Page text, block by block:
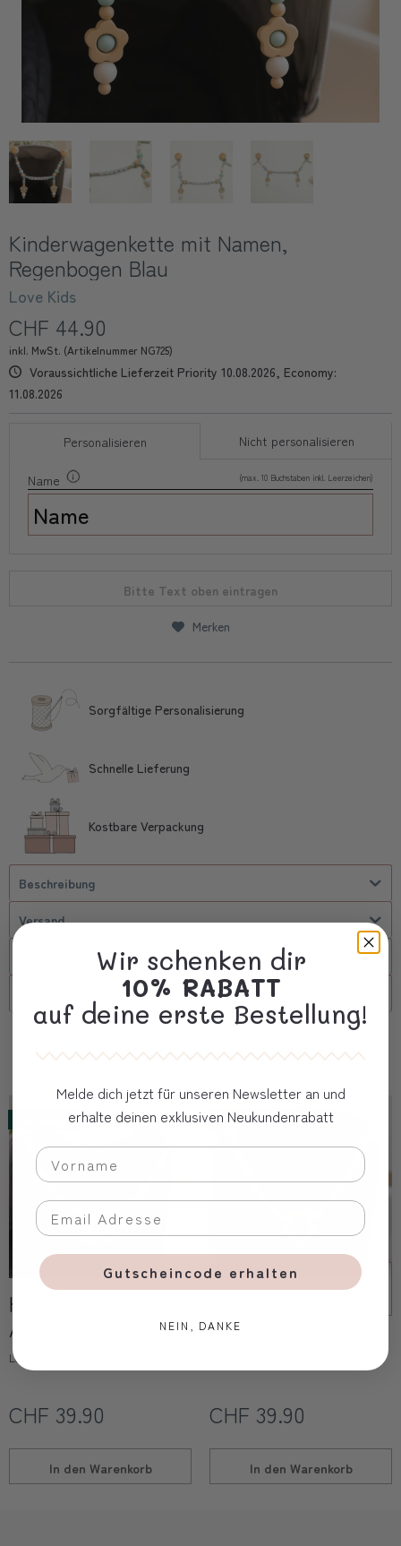
Kinderwagenkette mit Namen,
Regenbogen Blau
Love Kids
CHF 44.90
inkl. MwSt. (Artikelnummer NG725)
Voraussichtliche Lieferzeit Priority 10.08.2026, Economy:
11.08.2026
Personalisieren Nicht personalisieren
Name (max. 10 Buchstaben inkl. Leerzeichen)
Bitte Text oben eintragen
Merken
Sorgfältige Personalisierung
Schnelle Lieferung
Kostbare Verpackung
Beschreibung
Versand
Oft zusammen gekauft
Handmade
Kinderwagenkette,
Auto
Love Kids
CHF 39.90
In den Warenkorb
Handmade
Stern
CHF 39.90
In den Warenkorb
Wir schenken dir
10% RABATT
auf deine erste Bestellung!
Melde dich jetzt für unseren Newsletter an und
erhalte deinen exklusiven Neukundenrabatt
Gutscheincode erhalten
NEIN, DANKE